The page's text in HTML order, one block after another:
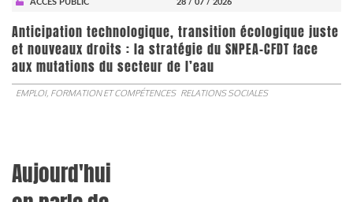
ACCÈS PUBLIC
28 / 07 / 2026
Anticipation technologique, transition écologique juste
et nouveaux droits : la stratégie du SNPEA-CFDT face
aux mutations du secteur de l’eau
EMPLOI, FORMATION ET COMPÉTENCES RELATIONS SOCIALES
Aujourd'hui